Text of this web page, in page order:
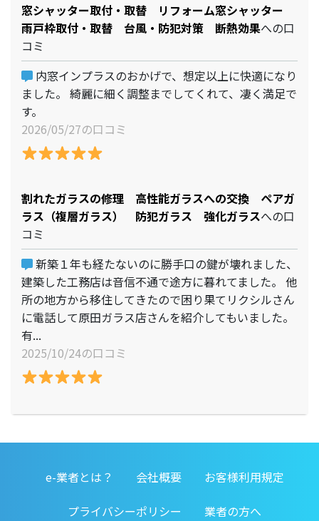
窓シャッター取付・取替 リフォーム窓シャッター
雨戸枠取付・取替 台風・防犯対策 断熱効果への口
コミ
内窓インプラスのおかげで、想定以上に快適になり
ました。 綺麗に細く調整までしてくれて、凄く満足で
す。
2026/05/27の口コミ
割れたガラスの修理 高性能ガラスへの交換 ペアガ
ラス（複層ガラス） 防犯ガラス 強化ガラスへの口
コミ
新築１年も経たないのに勝手口の鍵が壊れました、
建築した工務店は音信不通で途方に暮れてました。 他
所の地方から移住してきたので困り果てリクシルさん
に電話して原田ガラス店さんを紹介してもいました。
有...
2025/10/24の口コミ
e-業者とは？ 会社概要
お客様利用規定
プライバシーポリシー
業者の方へ